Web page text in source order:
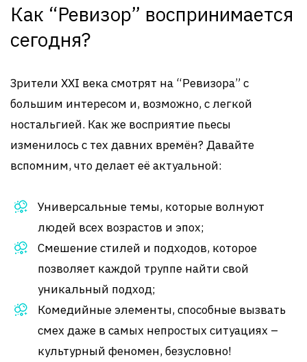
Как “Ревизор” воспринимается
сегодня?
Зрители XXI века смотрят на “Ревизора” с
большим интересом и, возможно, с легкой
ностальгией. Как же восприятие пьесы
изменилось с тех давних времён? Давайте
вспомним, что делает её актуальной:
Универсальные темы, которые волнуют
людей всех возрастов и эпох;
Смешение стилей и подходов, которое
позволяет каждой труппе найти свой
уникальный подход;
Комедийные элементы, способные вызвать
смех даже в самых непростых ситуациях –
культурный феномен, безусловно!